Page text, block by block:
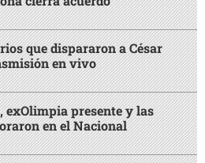
que dispararon a César
en vivo
exOlimpia presente y las
en el Nacional